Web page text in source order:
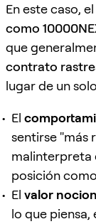
En este caso, el
como
que
contrato
lugar de un
El
sentirse "más
malinterpreta
posición
El valor
lo que